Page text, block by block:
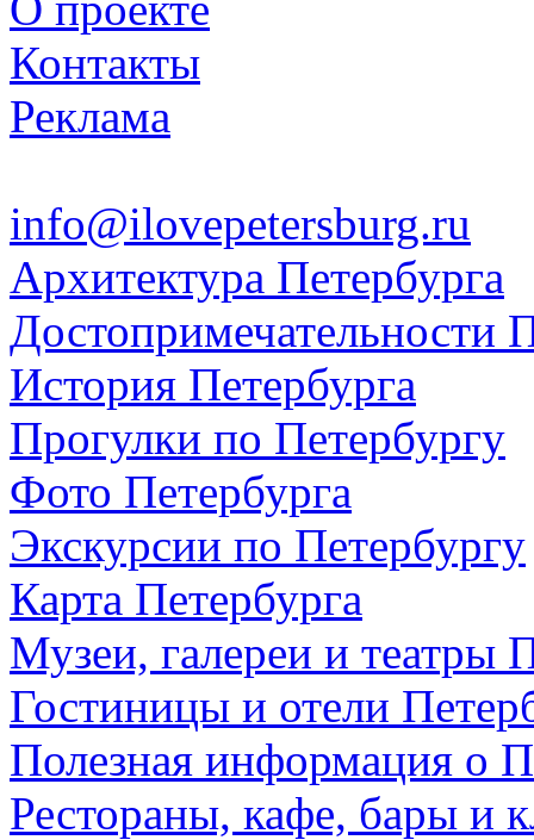
Контакты
Реклама
info@ilovepetersburg.ru
Архитектура Петербурга
Достопримечательности
История Петербурга
Прогулки по Петербургу
Фото Петербурга
Экскурсии по Петербургу
Карта Петербурга
Музеи, галереи и театры
Гостиницы и отели
Полезная информация о
Рестораны, кафе, бары и